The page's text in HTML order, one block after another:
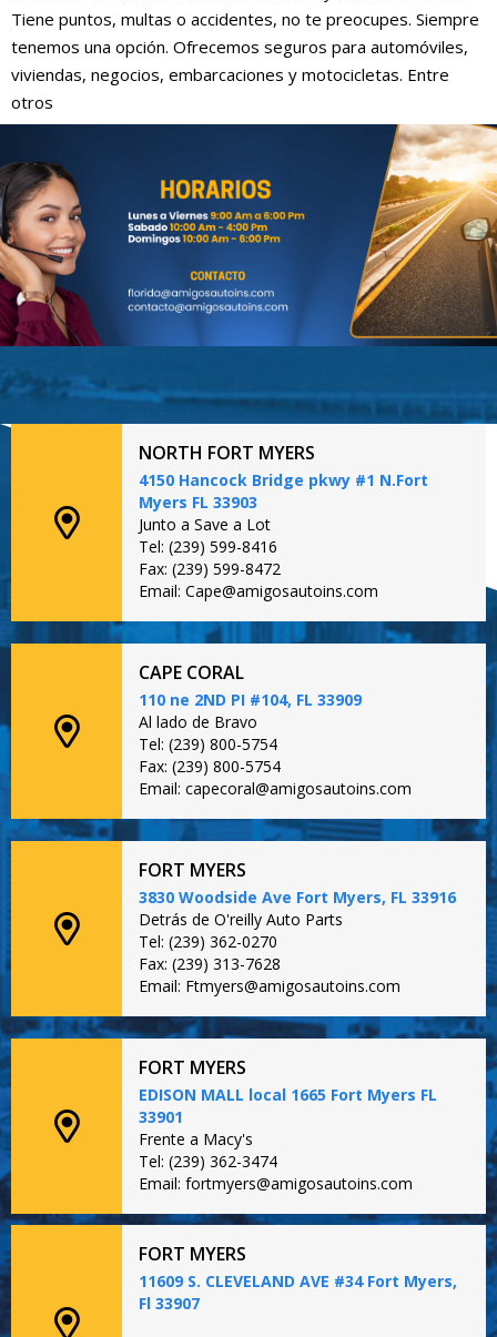
Tiene puntos, multas o accidentes, no te preocupes. Siempre
tenemos una opción. Ofrecemos seguros para automóviles,
viviendas, negocios, embarcaciones y motocicletas. Entre
otros
NORTH FORT MYERS
4150 Hancock Bridge pkwy #1 N.Fort
Myers FL 33903
Junto a Save a Lot
Tel: (239) 599-8416
Fax: (239) 599-8472
Email: Cape@amigosautoins.com
CAPE CORAL
110 ne 2ND PI #104, FL 33909
Al lado de Bravo
Tel: (239) 800-5754
Fax: (239) 800-5754
Email: capecoral@amigosautoins.com
FORT MYERS
3830 Woodside Ave Fort Myers, FL 33916
Detrás de O'reilly Auto Parts
Tel: (239) 362-0270
Fax: (239) 313-7628
Email: Ftmyers@amigosautoins.com
FORT MYERS
EDISON MALL local 1665 Fort Myers FL
33901
Frente a Macy's
Tel: (239) 362-3474
Email: fortmyers@amigosautoins.com
FORT MYERS
11609 S. CLEVELAND AVE #34 Fort Myers,
Fl 33907